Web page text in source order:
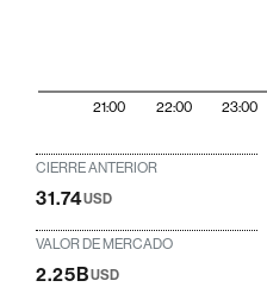
21:00 22:00 23:00
CIERRE ANTERIOR
31.74USD
VALOR DE MERCADO
2.25BUSD